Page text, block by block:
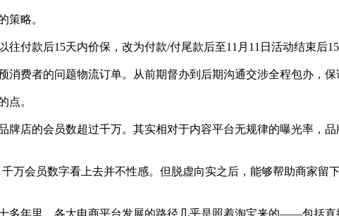
策略。
付款后15天内价保，改为付款/付尾款后至11月11日活动结束后
费者的问题物流订单。从前期督办到后期沟通交涉全程包办，保
点。
牌店的会员数超过千万。其实相对于内容平台无规律的曝光率，
万会员数字看上去并不性感。但脱虚向实之后，能够帮助商家留
多年里，各大电商平台发展的路径几乎是照着淘宝来的——包括